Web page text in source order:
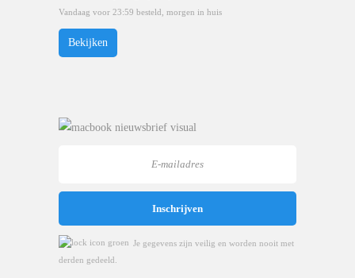
Vandaag voor 23:59 besteld, morgen in huis
Bekijken
Je gegevens zijn veilig en worden nooit met
derden gedeeld.